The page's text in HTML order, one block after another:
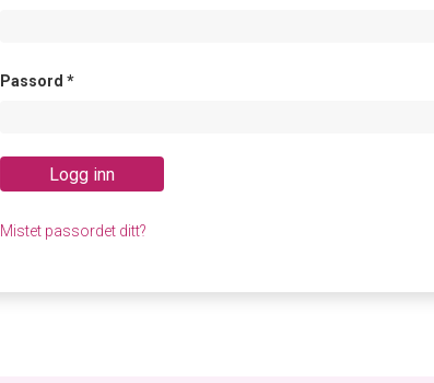
Passord *Påkrevd
Logg inn
Mistet passordet ditt?